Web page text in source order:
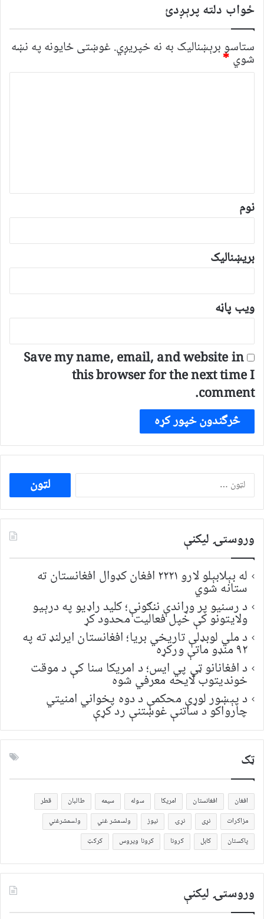
ځواب دلته پرېږدئ
ستاسو برېښناليک به نه خپريږي. غوښتى ځایونه په نښه
شوي *
*
نوم
بریښنالیک
ویب پاڼه
Save my name, email, and website in
this browser for the next time I
comment.
ددی
لپاره
لټون:
وروستۍ ليکنې
له بېلابېلو لارو ۲۲۲۱ افغان کډوال افغانستان ته
ستانه شوي
د رسنیو پر وړاندې ننګونې؛ کلید راډیو په درېیو
ولایتونو کې خپل فعالیت محدود کړ
د ملي لوبډلې تاریخي بریا؛ افغانستان ایرلنډ ته په
۹۲ منډو ماتې ورکړه
د افغانانو ټي پي ایس؛ د امریکا سنا کې د موقت
خونديتوب لایحه معرفي شوه
د پېښور لوړې محکمې د دوه پخواني امنیتي
چارواکو د ساتنې غوښتنې رد کړې
ټک
افغان افغانستان امریکا سوله سیمه طالبان
قطر
مزاکرات
نړی نړۍ نیوز ولسمشر غني
ولسمشرغني
پاکستان
کابل کرونا کرونا ویروس کرکټ
وروستۍ ليکنې